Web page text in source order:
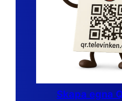
Skapa egna